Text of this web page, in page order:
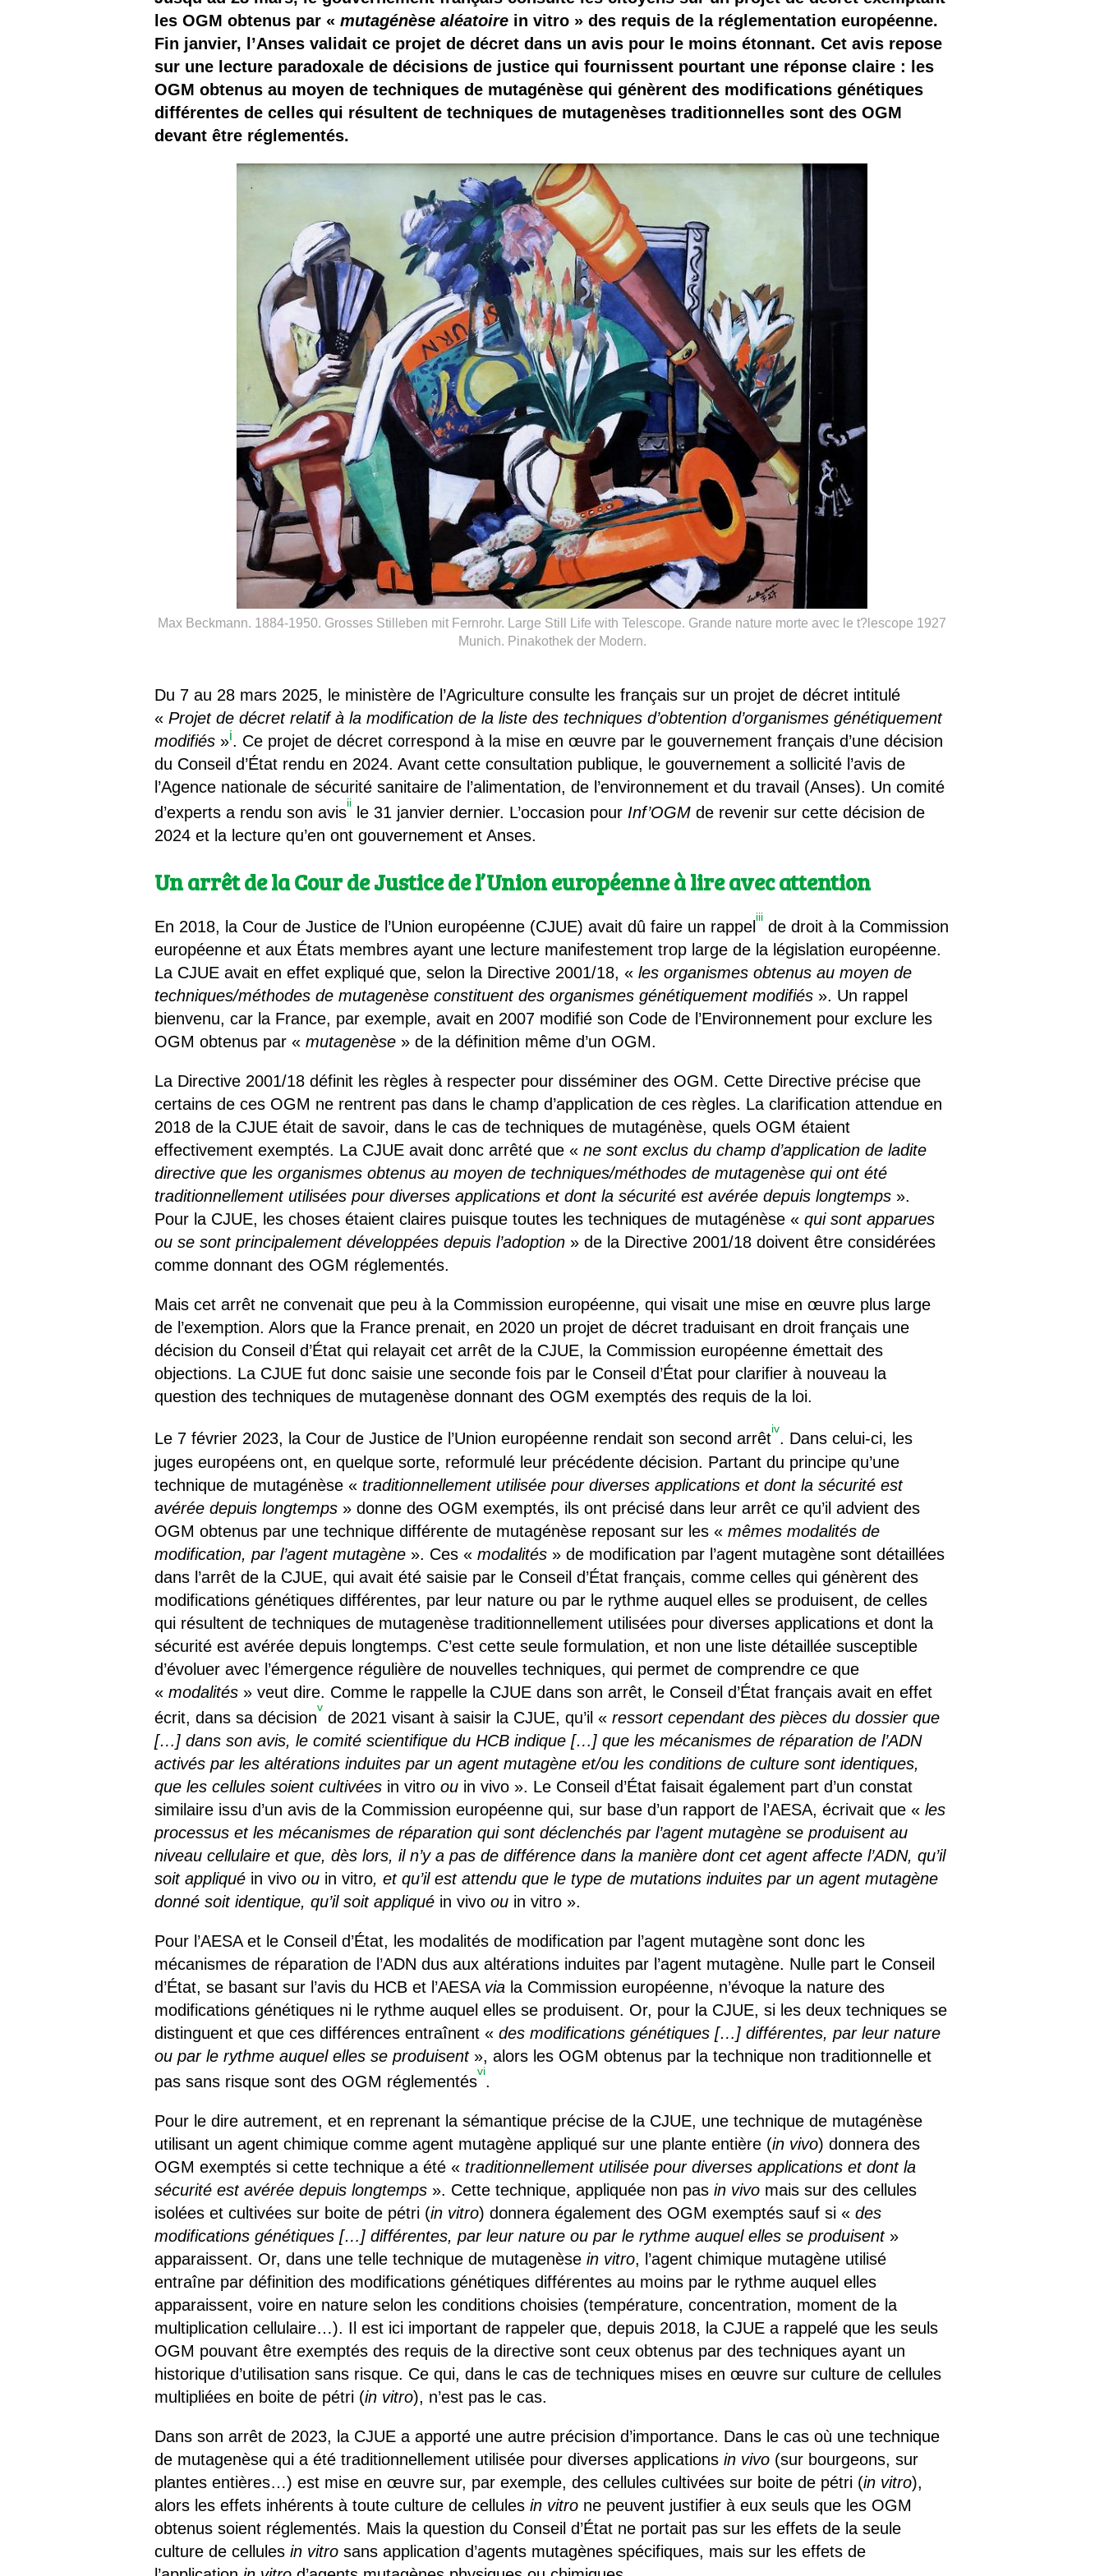
Il y a semence…. et semence
Quels sont les avantages et les inconvénients des OGM ?
les OGM obtenus par «mutagénèse aléatoire in vitro » des requis de la réglementation européenne.
Fin janvier, l’Anses validait ce projet de décret dans un avis pour le moins étonnant. Cet avis repose
sur une lecture paradoxale de décisions de justice qui fournissent pourtant une réponse claire : les
OGM obtenus au moyen de techniques de mutagénèse qui génèrent des modifications génétiques
différentes de celles qui résultent de techniques de mutagenèses traditionnelles sont des OGM
devant être réglementés.
Max Beckmann. 1884-1950. Grosses Stilleben mit Fernrohr. Large Still Life with Telescope. Grande nature morte avec le t?lescope 1927
Munich. Pinakothek der Modern.
Du 7 au 28 mars 2025, le ministère de l’Agriculture consulte les français sur un projet de décret intitulé
«Projet de décret relatif à la modification de la liste des techniques d’obtention d’organismes génétiquement
modifiés »i. Ce projet de décret correspond à la mise en œuvre par le gouvernement français d’une décision
du Conseil d’État rendu en 2024. Avant cette consultation publique, le gouvernement a sollicité l’avis de
l’Agence nationale de sécurité sanitaire de l’alimentation, de l’environnement et du travail (Anses). Un comité
d’experts a rendu son avis
ii
le 31 janvier dernier. L’occasion pour Inf’OGM de revenir sur cette décision de
2024 et la lecture qu’en ont gouvernement et Anses.
Un arrêt de la Cour de Justice de l’Union européenne à lire avec attention
En 2018, la Cour de Justice de l’Union européenne (CJUE) avait dû faire un rappel
iii
de droit à la Commission
européenne et aux États membres ayant une lecture manifestement trop large de la législation européenne.
La CJUE avait en effet expliqué que, selon la Directive 2001/18, «les organismes obtenus au moyen de
techniques/méthodes de mutagenèse constituent des organismes génétiquement modifiés ». Un rappel
bienvenu, car la France, par exemple, avait en 2007 modifié son Code de l’Environnement pour exclure les
OGM obtenus par «mutagenèse » de la définition même d’un OGM.
La Directive 2001/18 définit les règles à respecter pour disséminer des OGM. Cette Directive précise que
certains de ces OGM ne rentrent pas dans le champ d’application de ces règles. La clarification attendue en
2018 de la CJUE était de savoir, dans le cas de techniques de mutagénèse, quels OGM étaient
effectivement exemptés. La CJUE avait donc arrêté que «ne sont exclus du champ d’application de ladite
directive que les organismes obtenus au moyen de techniques/méthodes de mutagenèse qui ont été
traditionnellement utilisées pour diverses applications et dont la sécurité est avérée depuis longtemps ».
Pour la CJUE, les choses étaient claires puisque toutes les techniques de mutagénèse «qui sont apparues
ou se sont principalement développées depuis l’adoption » de la Directive 2001/18 doivent être considérées
comme donnant des OGM réglementés.
Mais cet arrêt ne convenait que peu à la Commission européenne, qui visait une mise en œuvre plus large
de l’exemption. Alors que la France prenait, en 2020 un projet de décret traduisant en droit français une
décision du Conseil d’État qui relayait cet arrêt de la CJUE, la Commission européenne émettait des
objections. La CJUE fut donc saisie une seconde fois par le Conseil d’État pour clarifier à nouveau la
question des techniques de mutagenèse donnant des OGM exemptés des requis de la loi.
Le 7 février 2023, la Cour de Justice de l’Union européenne rendait son second arrêt
iv
. Dans celui-ci, les
juges européens ont, en quelque sorte, reformulé leur précédente décision. Partant du principe qu’une
technique de mutagénèse « traditionnellement utilisée pour diverses applications et dont la sécurité est
avérée depuis longtemps » donne des OGM exemptés, ils ont précisé dans leur arrêt ce qu’il advient des
OGM obtenus par une technique différente de mutagénèse reposant sur les «mêmes modalités de
modification, par l’agent mutagène ». Ces «modalités » de modification par l’agent mutagène sont détaillées
dans l’arrêt de la CJUE, qui avait été saisie par le Conseil d’État français, comme celles qui génèrent des
modifications génétiques différentes, par leur nature ou par le rythme auquel elles se produisent, de celles
qui résultent de techniques de mutagenèse traditionnellement utilisées pour diverses applications et dont la
sécurité est avérée depuis longtemps. C’est cette seule formulation, et non une liste détaillée susceptible
d’évoluer avec l’émergence régulière de nouvelles techniques, qui permet de comprendre ce que
«modalités » veut dire. Comme le rappelle la CJUE dans son arrêt, le Conseil d’État français avait en effet
écrit, dans sa décision
v
de 2021 visant à saisir la CJUE, qu’il «ressort cependant des pièces du dossier que
[…] dans son avis, le comité scientifique du HCB indique […] que les mécanismes de réparation de l’ADN
activés par les altérations induites par un agent mutagène et/ou les conditions de culture sont identiques,
que les cellules soient cultivées in vitro ou in vivo ». Le Conseil d’État faisait également part d’un constat
similaire issu d’un avis de la Commission européenne qui, sur base d’un rapport de l’AESA, écrivait que «les
processus et les mécanismes de réparation qui sont déclenchés par l’agent mutagène se produisent au
niveau cellulaire et que, dès lors, il n’y a pas de différence dans la manière dont cet agent affecte l’ADN, qu’il
soit appliqué in vivo ou in vitro, et qu’il est attendu que le type de mutations induites par un agent mutagène
donné soit identique, qu’il soit appliqué in vivo ou in vitro ».
Pour l’AESA et le Conseil d’État, les modalités de modification par l’agent mutagène sont donc les
mécanismes de réparation de l’ADN dus aux altérations induites par l’agent mutagène. Nulle part le Conseil
d’État, se basant sur l’avis du HCB et l’AESA via la Commission européenne, n’évoque la nature des
modifications génétiques ni le rythme auquel elles se produisent. Or, pour la CJUE, si les deux techniques se
distinguent et que ces différences entraînent «des modifications génétiques […] différentes, par leur nature
ou par le rythme auquel elles se produisent», alors les OGM obtenus par la technique non traditionnelle et
pas sans risque sont des OGM réglementés
vi
.
Pour le dire autrement, et en reprenant la sémantique précise de la CJUE, une technique de mutagénèse
utilisant un agent chimique comme agent mutagène appliqué sur une plante entière (in vivo) donnera des
OGM exemptés si cette technique a été « traditionnellement utilisée pour diverses applications et dont la
sécurité est avérée depuis longtemps ». Cette technique, appliquée non pasin vivo mais sur des cellules
isolées et cultivées sur boite de pétri (in vitro) donnera également des OGM exemptés sauf si «des
modifications génétiques […] différentes, par leur nature ou par le rythme auquel elles se produisent»
apparaissent. Or, dans une telle technique de mutagenèsein vitro, l’agent chimique mutagène utilisé
entraîne par définition des modifications génétiques différentes au moins par le rythme auquel elles
apparaissent, voire en nature selon les conditions choisies (température, concentration, moment de la
multiplication cellulaire…). Il est ici important de rappeler que, depuis 2018, la CJUE a rappelé que les seuls
OGM pouvant être exemptés des requis de la directive sont ceux obtenus par des techniques ayant un
historique d’utilisation sans risque. Ce qui, dans le cas de techniques mises en œuvre sur culture de cellules
multipliées en boite de pétri (in vitro), n’est pas le cas.
Dans son arrêt de 2023, la CJUE a apporté une autre précision d’importance. Dans le cas où une technique
de mutagenèse qui a été traditionnellement utilisée pour diverses applicationsin vivo (sur bourgeons, sur
plantes entières…) est mise en œuvre sur, par exemple, des cellules cultivées sur boite de pétri (in vitro),
alors les effets inhérents à toute culture de cellulesin vitro ne peuvent justifier à eux seuls que les OGM
obtenus soient réglementés. Mais la question du Conseil d’État ne portait pas sur les effets de la seule
culture de cellulesin vitrosans application d’agents mutagènes spécifiques, mais sur les effets de